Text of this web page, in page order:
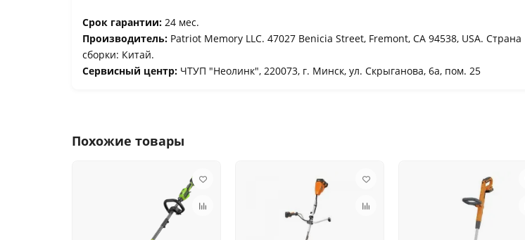
Срок гарантии: 24 мес.
Производитель: Patriot Memory LLC. 47027 Benicia Street, Fremont, CA 94538, USA. Страна
сборки: Китай.
Сервисный центр: ЧТУП "Неолинк", 220073, г. Минск, ул. Скрыганова, 6а, пом. 25
Похожие товары